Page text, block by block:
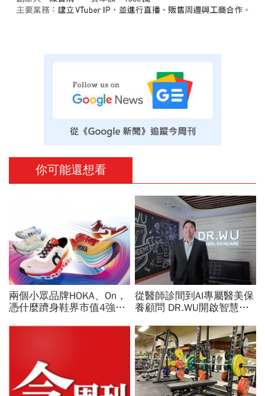
你可能還想看
兩個小眾品牌HOKA、On，
憑什麼躋身鞋界市值4強、
從醫師診間到AI專屬醫美保
養顧問 DR.WU開啟智慧養